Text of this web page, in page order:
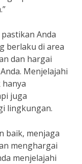
Anda
berlaku di area
dan hargai
Menjelajahi
juga
lingkungan.
baik, menjaga
menghargai
menjelajahi